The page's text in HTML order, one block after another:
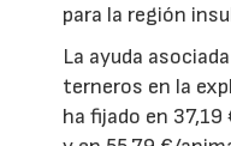
para la región
La ayuda
terneros en la
ha fijado en